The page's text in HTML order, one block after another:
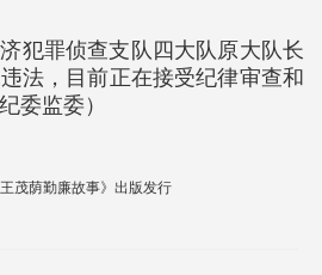
犯罪侦查支队四大队原大队长
法，目前正在接受纪律审查和
委监委）
茂荫勤廉故事》出版发行